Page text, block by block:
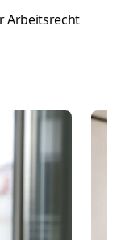
Arbeitsrecht